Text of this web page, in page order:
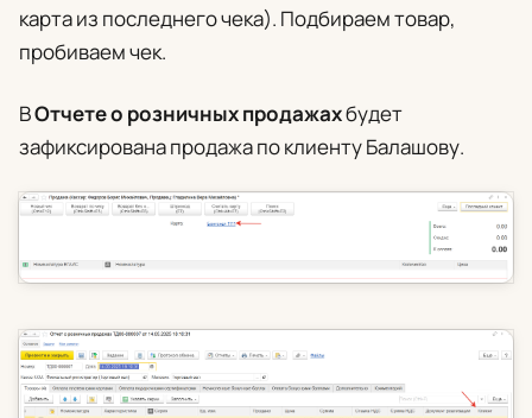
карта из последнего чека). Подбираем товар,
пробиваем чек.
ВОтчете о розничных продажахбудет
зафиксирована продажа по клиенту Балашову.